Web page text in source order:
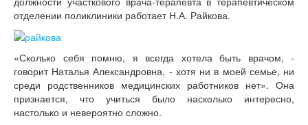
отделении поликлиники работает Н.А. Райкова.
«Сколько себя помню, я всегда хотела быть врачом, -
говорит Наталья Александровна, - хотя ни в моей семье, ни
среди родственников медицинских работников нет». Она
признается, что учиться было насколько интересно,
настолько и невероятно сложно.